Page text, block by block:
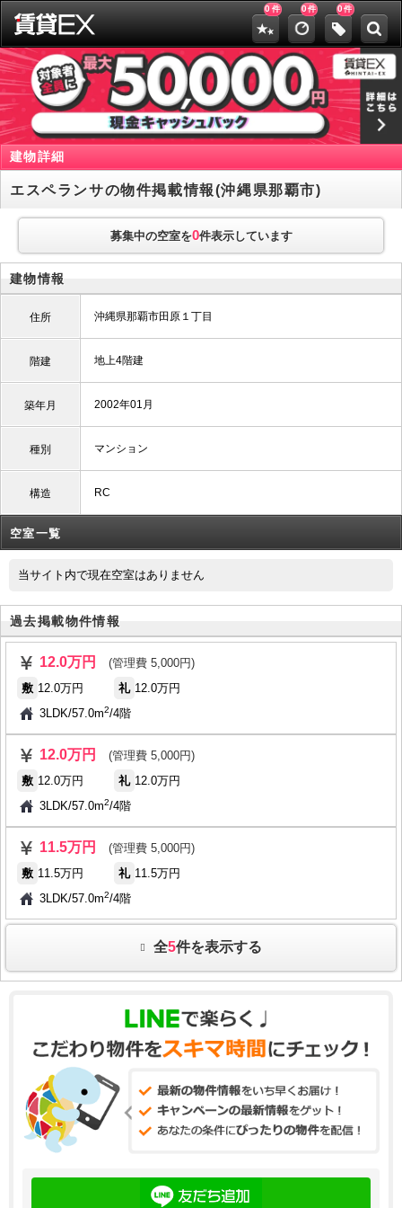
0 件 0件 0件
建物詳細
エスペランサの物件掲載情報(沖縄県那覇市)
募集中の空室を0件表示しています
建物情報
住所 沖縄県那覇市田原１丁目
階建 地上4階建
築年月 2002年01月
種別 マンション
構造 RC
空室一覧
当サイト内で現在空室はありません
過去掲載物件情報
12.0万円
(管理費 5,000円)
敷 12.0万円 礼 12.0万円
3LDK/57.0m2/4階
12.0万円
(管理費 5,000円)
敷 12.0万円 礼 12.0万円
3LDK/57.0m2/4階
11.5万円
(管理費 5,000円)
敷 11.5万円 礼 11.5万円
3LDK/57.0m2/4階
全5件を表示する